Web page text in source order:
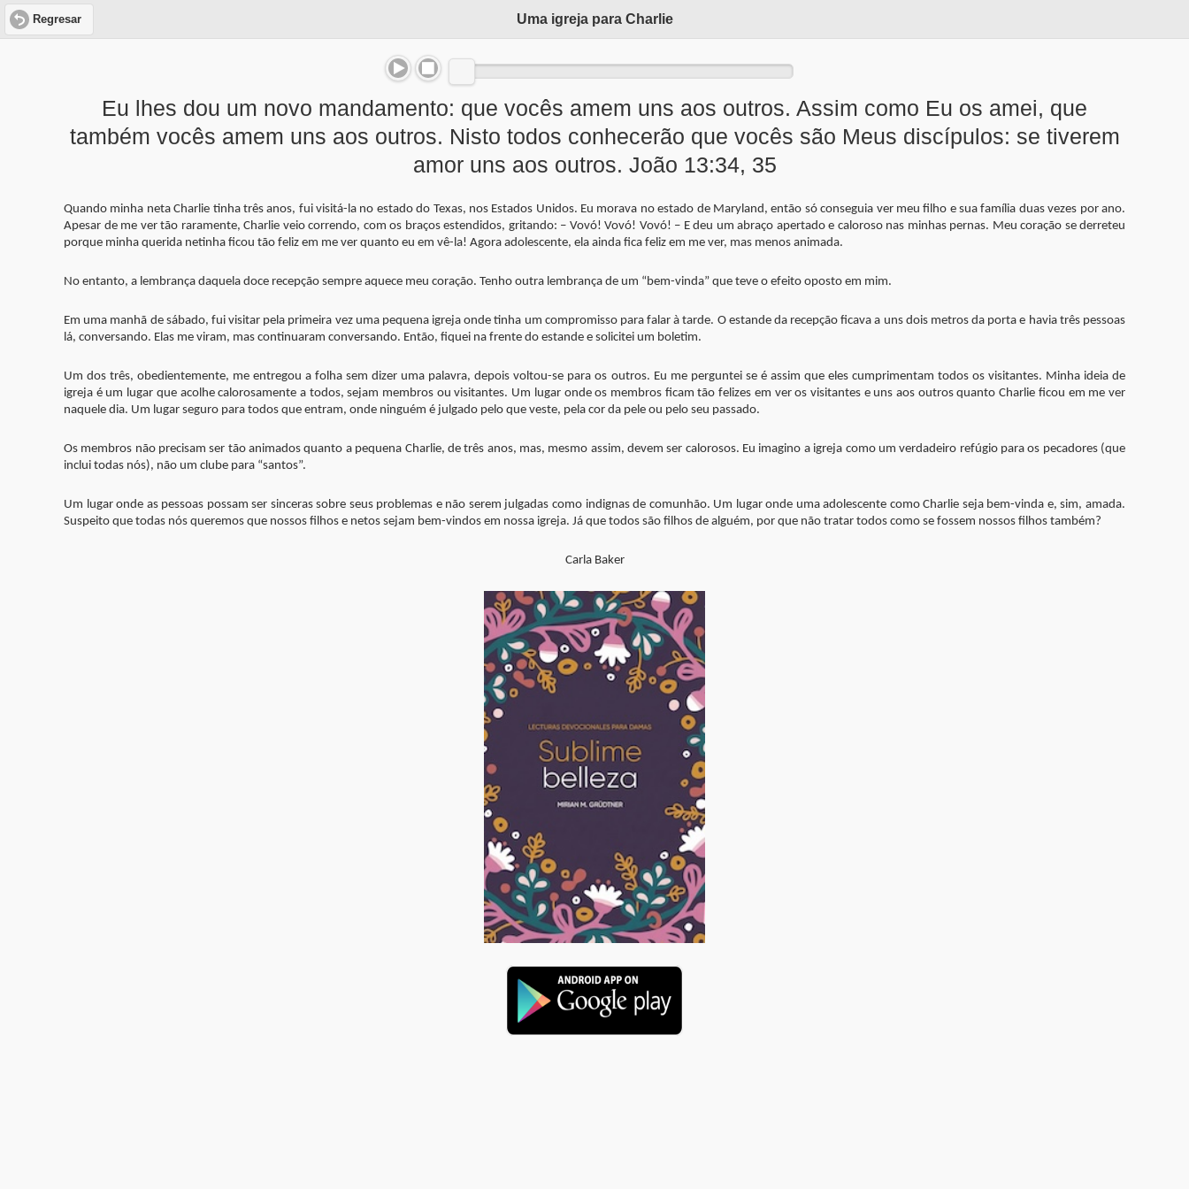
Regresar Uma igreja para Charlie
Eu lhes dou um novo mandamento: que vocês amem uns aos outros. Assim como Eu os amei, que
também vocês amem uns aos outros. Nisto todos conhecerão que vocês são Meus discípulos: se tiverem
amor uns aos outros. João 13:34, 35
Quando minha neta Charlie tinha três anos, fui visitá-la no estado do Texas, nos Estados Unidos. Eu morava no estado de Maryland, então só conseguia ver meu filho e sua família duas vezes por ano.
Apesar de me ver tão raramente, Charlie veio correndo, com os braços estendidos, gritando: – Vovó! Vovó! Vovó! – E deu um abraço apertado e caloroso nas minhas pernas. Meu coração se derreteu
porque minha querida netinha ficou tão feliz em me ver quanto eu em vê-la! Agora adolescente, ela ainda fica feliz em me ver, mas menos animada.
No entanto, a lembrança daquela doce recepção sempre aquece meu coração. Tenho outra lembrança de um “bem-vinda” que teve o efeito oposto em mim.
Em uma manhã de sábado, fui visitar pela primeira vez uma pequena igreja onde tinha um compromisso para falar à tarde. O estande da recepção ficava a uns dois metros da porta e havia três pessoas
lá, conversando. Elas me viram, mas continuaram conversando. Então, fiquei na frente do estande e solicitei um boletim.
Um dos três, obedientemente, me entregou a folha sem dizer uma palavra, depois voltou-se para os outros. Eu me perguntei se é assim que eles cumprimentam todos os visitantes. Minha ideia de
igreja é um lugar que acolhe calorosamente a todos, sejam membros ou visitantes. Um lugar onde os membros ficam tão felizes em ver os visitantes e uns aos outros quanto Charlie ficou em me ver
naquele dia. Um lugar seguro para todos que entram, onde ninguém é julgado pelo que veste, pela cor da pele ou pelo seu passado.
Os membros não precisam ser tão animados quanto a pequena Charlie, de três anos, mas, mesmo assim, devem ser calorosos. Eu imagino a igreja como um verdadeiro refúgio para os pecadores (que
inclui todas nós), não um clube para “santos”.
Um lugar onde as pessoas possam ser sinceras sobre seus problemas e não serem julgadas como indignas de comunhão. Um lugar onde uma adolescente como Charlie seja bem-vinda e, sim, amada.
Suspeito que todas nós queremos que nossos filhos e netos sejam bem-vindos em nossa igreja. Já que todos são filhos de alguém, por que não tratar todos como se fossem nossos filhos também?
Carla Baker